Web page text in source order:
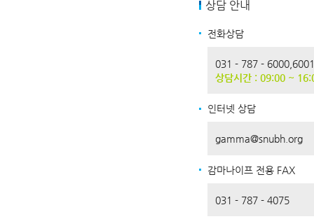
상담 안내
전화상담
031 - 787 - 6000,6001
상담시간 : 09:00 ~
인터넷 상담
gamma@snubh.org
감마나이프 전용 FAX
031 - 787 - 4075